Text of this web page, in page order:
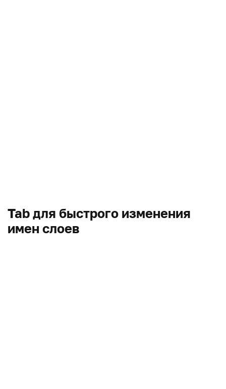
Tab для быстрого изменения
имен слоев